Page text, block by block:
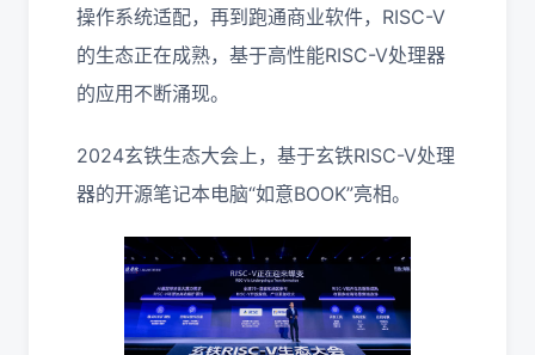
操作系统适配，再到跑通商业软件，RISC-V
的生态正在成熟，基于高性能RISC-V处理器
的应用不断涌现。
2024玄铁生态大会上，基于玄铁RISC-V处理
器的开源笔记本电脑“如意BOOK”亮相。